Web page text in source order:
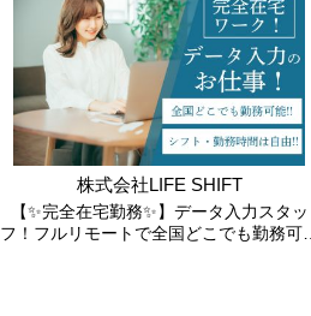
株式会社LIFE SHIFT
【✨完全在宅勤務✨】データ入力スタッ
フ！フルリモートで全国どこでも勤務可能